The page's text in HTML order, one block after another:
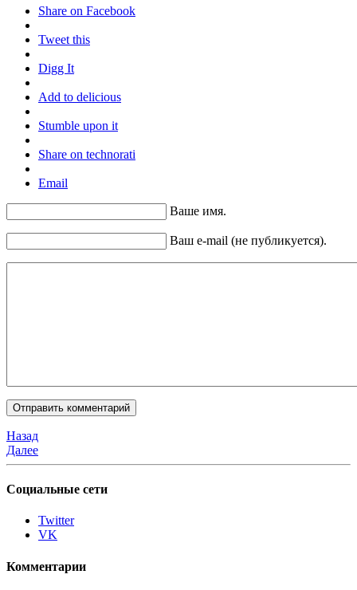
Share on Facebook
Tweet this
Digg It
Add to delicious
Stumble upon it
Share on technorati
Email
Ваше имя.
Ваш e-mail (не публикуется).
Назад
Далее
Социальные сети
Twitter
VK
Комментарии